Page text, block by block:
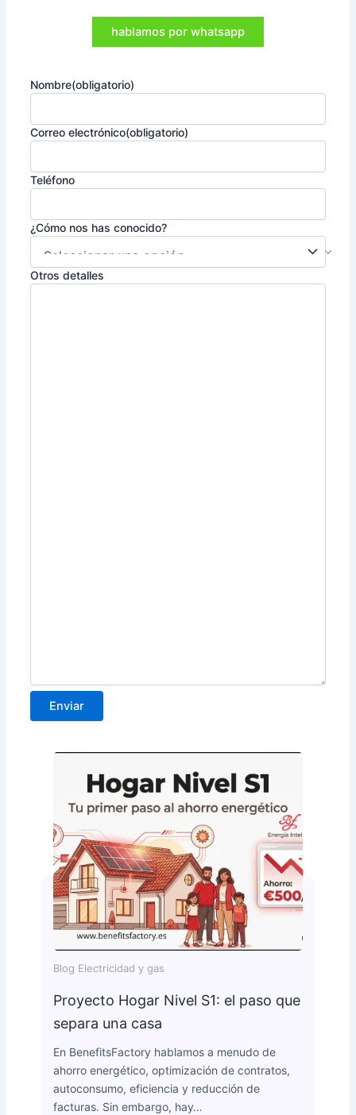
hablamos por whatsapp
Nombre(obligatorio)
Correo electrónico(obligatorio)
Teléfono
¿Cómo nos has conocido?
Otros detalles
Enviar
Blog Electricidad y gas
Proyecto Hogar Nivel S1: el paso que
separa una casa
En BenefitsFactory hablamos a menudo de
ahorro energético, optimización de contratos,
autoconsumo, eficiencia y reducción de
facturas. Sin embargo, hay…